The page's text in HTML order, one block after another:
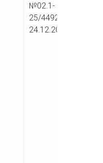
№02.1-
25/4492
24.12.2025